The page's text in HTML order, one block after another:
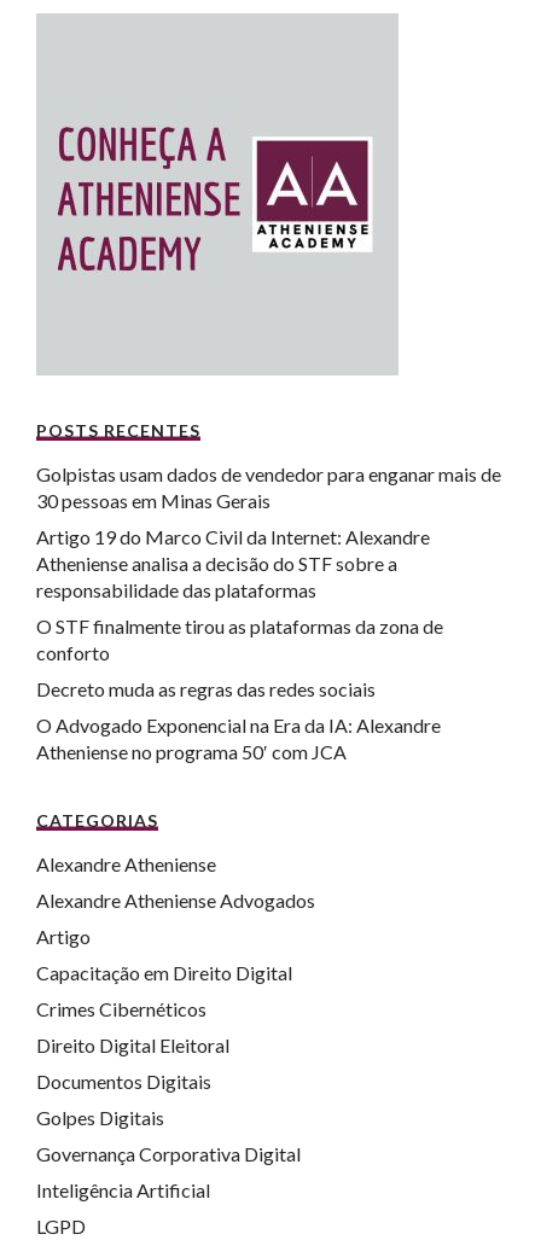
POSTS RECENTES
Golpistas usam dados de vendedor para enganar mais de
30 pessoas em Minas Gerais
Artigo 19 do Marco Civil da Internet: Alexandre
Atheniense analisa a decisão do STF sobre a
responsabilidade das plataformas
O STF finalmente tirou as plataformas da zona de
conforto
Decreto muda as regras das redes sociais
O Advogado Exponencial na Era da IA: Alexandre
Atheniense no programa 50′ com JCA
CATEGORIAS
Alexandre Atheniense
Alexandre Atheniense Advogados
Artigo
Capacitação em Direito Digital
Crimes Cibernéticos
Direito Digital Eleitoral
Documentos Digitais
Golpes Digitais
Governança Corporativa Digital
Inteligência Artificial
LGPD